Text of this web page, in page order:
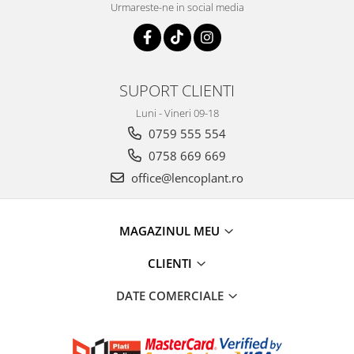
Urmareste-ne in social media
SUPORT CLIENTI
Luni - Vineri 09-18
0759 555 554
0758 669 669
office@lencoplant.ro
MAGAZINUL MEU
CLIENTI
DATE COMERCIALE